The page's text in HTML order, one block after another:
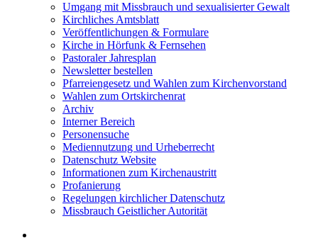
Umgang mit Missbrauch und sexualisierter Gewalt
Kirchliches Amtsblatt
Veröffentlichungen & Formulare
Kirche in Hörfunk & Fernsehen
Pastoraler Jahresplan
Newsletter bestellen
Pfarreiengesetz und Wahlen zum Kirchenvorstand
Wahlen zum Ortskirchenrat
Archiv
Interner Bereich
Personensuche
Mediennutzung und Urheberrecht
Datenschutz Website
Informationen zum Kirchenaustritt
Profanierung
Regelungen kirchlicher Datenschutz
Missbrauch Geistlicher Autorität